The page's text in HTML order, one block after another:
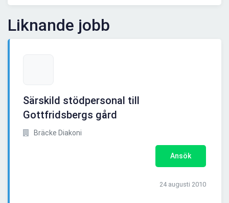
Liknande jobb
Särskild stödpersonal till
Gottfridsbergs gård
Bräcke Diakoni
Ansök
24 augusti 2010